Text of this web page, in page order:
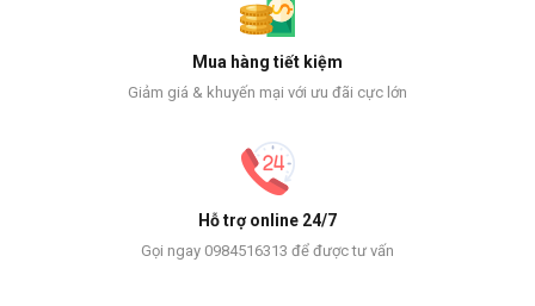
Mua hàng tiết kiệm
Giảm giá & khuyến mại với ưu đãi cực lớn
Hỗ trợ online 24/7
Gọi ngay 0984516313 để được tư vấn